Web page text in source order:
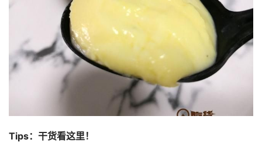
Tips：干货看这里！